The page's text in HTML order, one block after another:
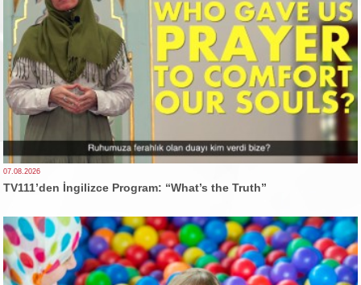
07.08.2026
TV111’den İngilizce Program: “What’s the Truth”